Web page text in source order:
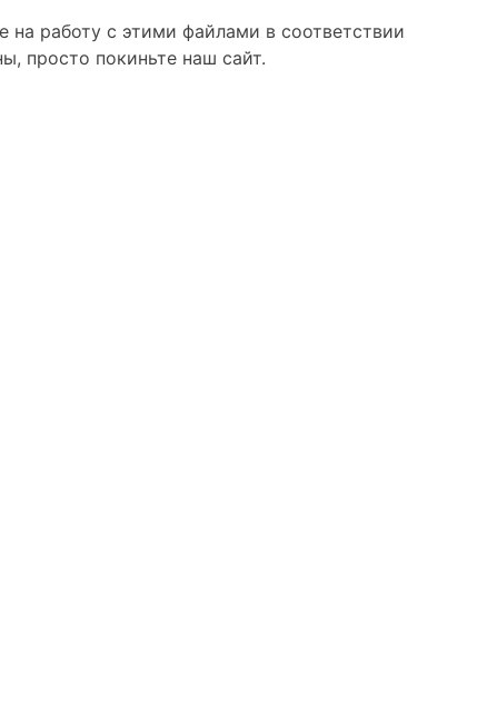
на работу с этими файлами в соответствии
просто покиньте наш сайт.